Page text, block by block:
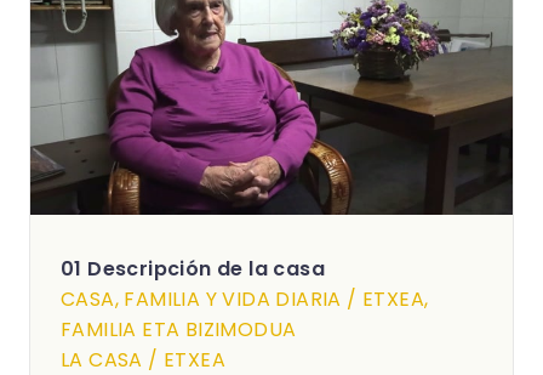
01 Descripción de la casa
CASA, FAMILIA Y VIDA DIARIA / ETXEA,
FAMILIA ETA BIZIMODUA
LA CASA / ETXEA